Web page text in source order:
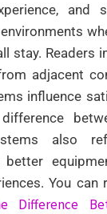
and
stay. Readers
adjacent
influence
also
better
You can
Difference